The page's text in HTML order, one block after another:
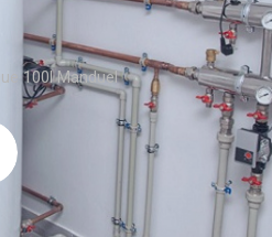
100l Manduel